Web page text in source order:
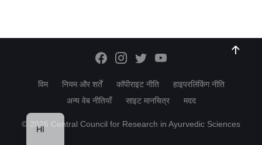
विम नियम और शर्तें कॉपीराइट नीति
हाइपरलिंकिंग नीति
अन्य वेब नीतियाँ
साइट मानचित्र मदद
© 2026 Central Council for Research in Ayurvedic Sciences
HI